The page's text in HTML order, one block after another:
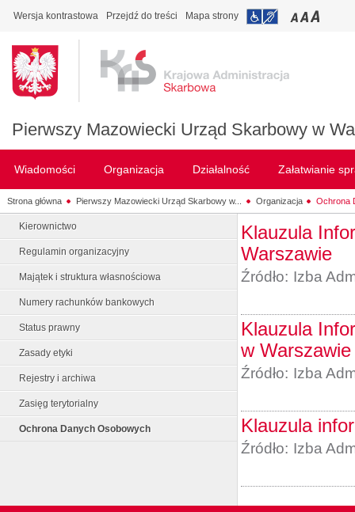
Wersja kontrastowa Przejdź do treści Mapa strony
Pierwszy Mazowiecki Urząd Skarbowy w
Wiadomości Organizacja Działalność Załatwianie
Strona główna Pierwszy Mazowiecki Urząd Skarbowy w... Organizacja Ochrona
Kierownictwo
Regulamin organizacyjny
Majątek i struktura własnościowa
Numery rachunków bankowych
Status prawny
Zasady etyki
Rejestry i archiwa
Zasięg terytorialny
Ochrona Danych Osobowych
Klauzula
Warszawie
Źródło: Izba
Klauzula
w Warszawie
Źródło: Izba
Klauzula
Źródło: Izba